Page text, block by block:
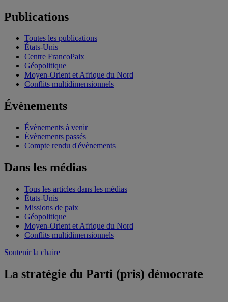
Publications
Toutes les publications
États-Unis
Centre FrancoPaix
Géopolitique
Moyen-Orient et Afrique du Nord
Conflits multidimensionnels
Évènements
Évènements à venir
Évènements passés
Compte rendu d'évènements
Dans les médias
Tous les articles dans les médias
États-Unis
Missions de paix
Géopolitique
Moyen-Orient et Afrique du Nord
Conflits multidimensionnels
Soutenir la chaire
La stratégie du Parti (pris) démocrate